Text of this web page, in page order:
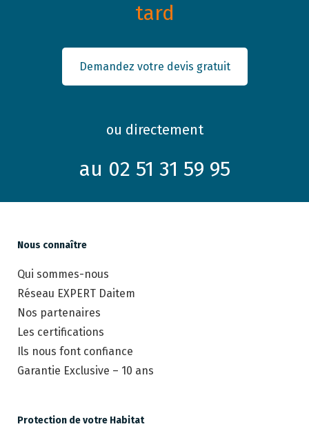
tard
Demandez votre devis gratuit
ou directement
au 02 51 31 59 95
Nous connaître
Qui sommes-nous
Réseau EXPERT Daitem
Nos partenaires
Les certifications
Ils nous font confiance
Garantie Exclusive – 10 ans
Protection de votre Habitat